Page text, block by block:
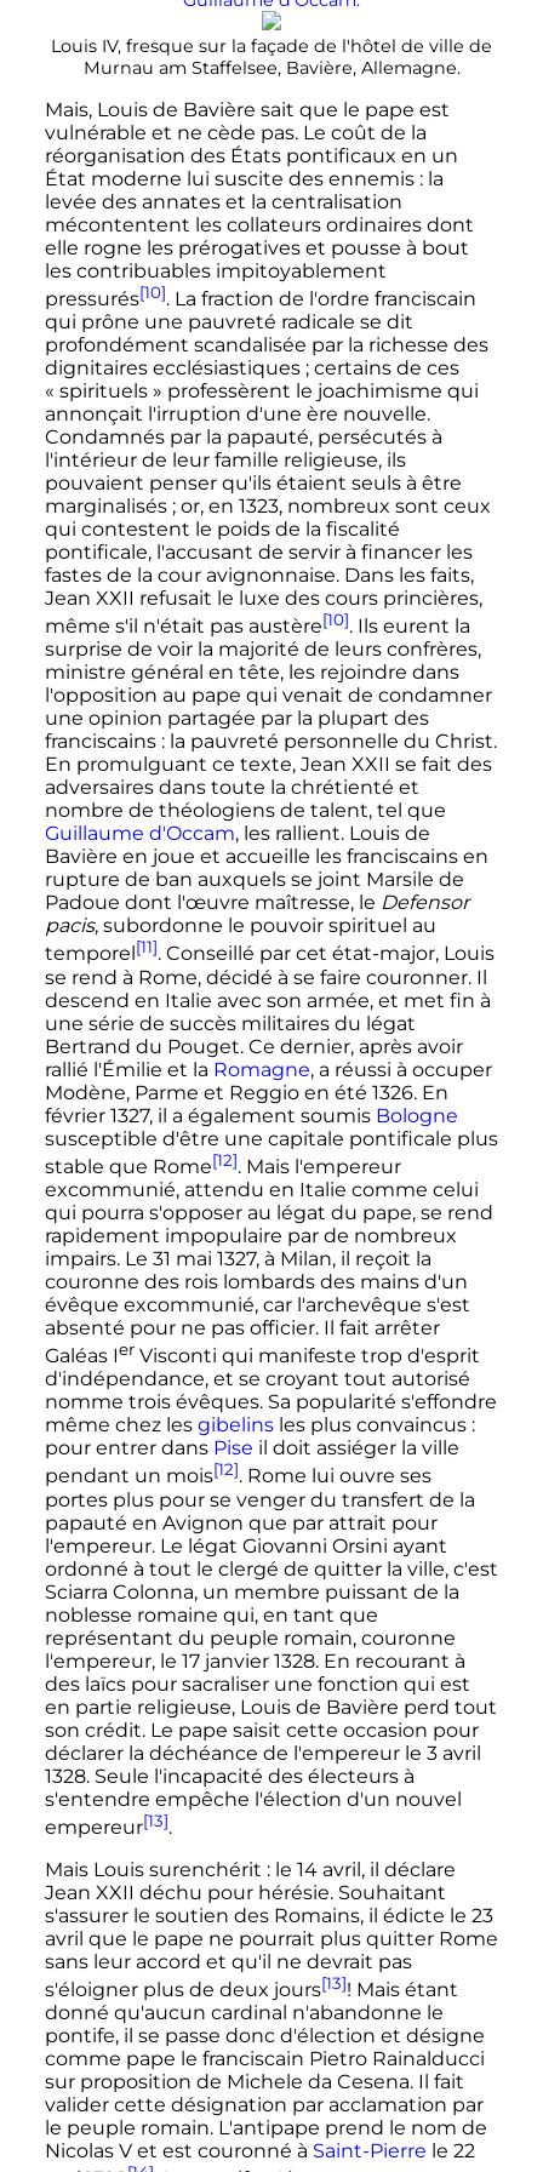
Louis IV, fresque sur la façade de l'hôtel de ville de
Murnau am Staffelsee, Bavière, Allemagne.
Mais, Louis de Bavière sait que le pape est
vulnérable et ne cède pas. Le coût de la
réorganisation des États pontificaux en un
État moderne lui suscite des ennemis : la
levée des annates et la centralisation
mécontentent les collateurs ordinaires dont
elle rogne les prérogatives et pousse à bout
les contribuables impitoyablement
pressurés[10]. La fraction de l'ordre franciscain
qui prône une pauvreté radicale se dit
profondément scandalisée par la richesse des
dignitaires ecclésiastiques ; certains de ces
« spirituels » professèrent le joachimisme qui
annonçait l'irruption d'une ère nouvelle.
Condamnés par la papauté, persécutés à
l'intérieur de leur famille religieuse, ils
pouvaient penser qu'ils étaient seuls à être
marginalisés ; or, en 1323, nombreux sont ceux
qui contestent le poids de la fiscalité
pontificale, l'accusant de servir à financer les
fastes de la cour avignonnaise. Dans les faits,
Jean XXII refusait le luxe des cours princières,
même s'il n'était pas austère[10]. Ils eurent la
surprise de voir la majorité de leurs confrères,
ministre général en tête, les rejoindre dans
l'opposition au pape qui venait de condamner
une opinion partagée par la plupart des
franciscains : la pauvreté personnelle du Christ.
En promulguant ce texte, Jean XXII se fait des
adversaires dans toute la chrétienté et
nombre de théologiens de talent, tel que
Guillaume d'Occam, les rallient. Louis de
Bavière en joue et accueille les franciscains en
rupture de ban auxquels se joint Marsile de
Padoue dont l'œuvre maîtresse, le Defensor
pacis, subordonne le pouvoir spirituel au
temporel [11]. Conseillé par cet état-major, Louis
se rend à Rome, décidé à se faire couronner. Il
descend en Italie avec son armée, et met fin à
une série de succès militaires du légat
Bertrand du Pouget. Ce dernier, après avoir
rallié l'Émilie et la Romagne, a réussi à occuper
Modène, Parme et Reggio en été 1326. En
février 1327, il a également soumis Bologne
susceptible d'être une capitale pontificale plus
stable que Rome[12]. Mais l'empereur
excommunié, attendu en Italie comme celui
qui pourra s'opposer au légat du pape, se rend
rapidement impopulaire par de nombreux
impairs. Le 31 mai 1327, à Milan, il reçoit la
couronne des rois lombards des mains d'un
évêque excommunié, car l'archevêque s'est
absenté pour ne pas officier. Il fait arrêter
Galéas Ier Visconti qui manifeste trop d'esprit
d'indépendance, et se croyant tout autorisé
nomme trois évêques. Sa popularité s'effondre
même chez les gibelinsles plus convaincus :
pour entrer dans Pise il doit assiéger la ville
pendant un mois[12]. Rome lui ouvre ses
portes plus pour se venger du transfert de la
papauté en Avignon que par attrait pour
l'empereur. Le légat Giovanni Orsini ayant
ordonné à tout le clergé de quitter la ville, c'est
Sciarra Colonna, un membre puissant de la
noblesse romaine qui, en tant que
représentant du peuple romain, couronne
l'empereur, le 17 janvier 1328. En recourant à
des laïcs pour sacraliser une fonction qui est
en partie religieuse, Louis de Bavière perd tout
son crédit. Le pape saisit cette occasion pour
déclarer la déchéance de l'empereur le 3 avril
1328. Seule l'incapacité des électeurs à
s'entendre empêche l'élection d'un nouvel
empereur[13].
Mais Louis surenchérit : le 14 avril, il déclare
Jean XXII déchu pour hérésie. Souhaitant
s'assurer le soutien des Romains, il édicte le 23
avril que le pape ne pourrait plus quitter Rome
sans leur accord et qu'il ne devrait pas
s'éloigner plus de deux jours[13]! Mais étant
donné qu'aucun cardinal n'abandonne le
pontife, il se passe donc d'élection et désigne
comme pape le franciscain Pietro Rainalducci
sur proposition de Michele da Cesena. Il fait
valider cette désignation par acclamation par
le peuple romain. L'antipape prend le nom de
Nicolas Vet est couronné à Saint-Pierre le 22